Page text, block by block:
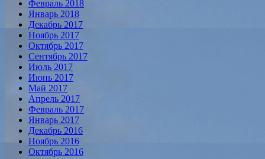
Февраль 2018
Январь 2018
Декабрь 2017
Ноябрь 2017
Октябрь 2017
Сентябрь 2017
Июль 2017
Июнь 2017
Май 2017
Апрель 2017
Февраль 2017
Январь 2017
Декабрь 2016
Ноябрь 2016
Октябрь 2016